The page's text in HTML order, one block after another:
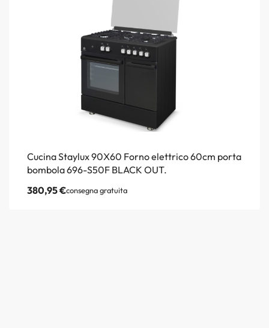
Cucina Staylux 90X60 Forno elettrico 60cm porta
bombola 696-S50F BLACK OUT.
380,95€consegna gratuita